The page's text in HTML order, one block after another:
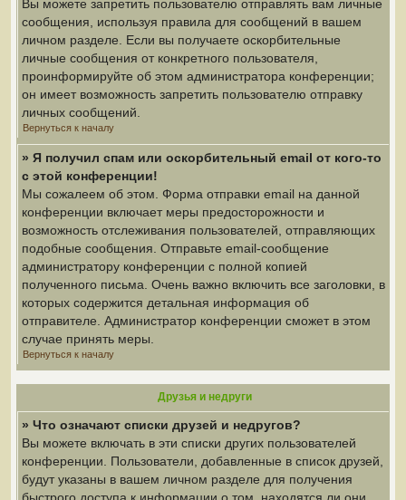
Вы можете запретить пользователю отправлять вам личные
сообщения, используя правила для сообщений в вашем
личном разделе. Если вы получаете оскорбительные
личные сообщения от конкретного пользователя,
проинформируйте об этом администратора конференции;
он имеет возможность запретить пользователю отправку
личных сообщений.
Вернуться к началу
» Я получил спам или оскорбительный email от кого-то
с этой конференции!
Мы сожалеем об этом. Форма отправки email на данной
конференции включает меры предосторожности и
возможность отслеживания пользователей, отправляющих
подобные сообщения. Отправьте email-сообщение
администратору конференции с полной копией
полученного письма. Очень важно включить все заголовки, в
которых содержится детальная информация об
отправителе. Администратор конференции сможет в этом
случае принять меры.
Вернуться к началу
Друзья и недруги
» Что означают списки друзей и недругов?
Вы можете включать в эти списки других пользователей
конференции. Пользователи, добавленные в список друзей,
будут указаны в вашем личном разделе для получения